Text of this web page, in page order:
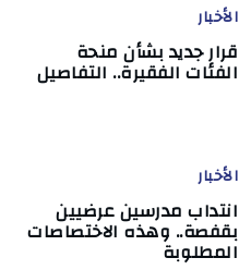
الأخبار
قرار جديد بشأن منحة
الفئات الفقيرة.. التفاصيل
الأخبار
انتداب مدرسين عرضيين
بقفصة.. وهذه الاختصاصات
المطلوبة